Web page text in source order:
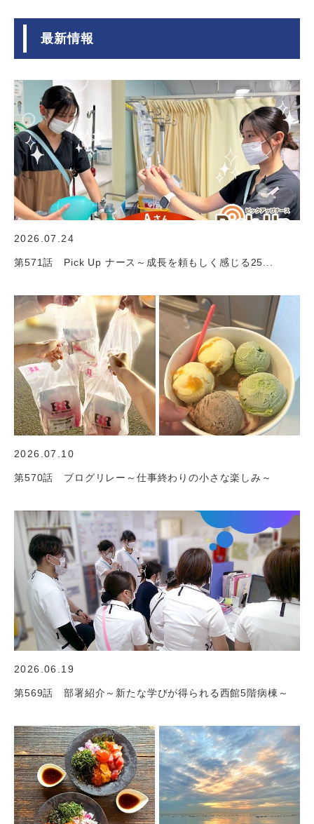
最新情報
2026.07.24
第571話 Pick Up ナース～成長を頼もしく感じる25...
2026.07.10
第570話 ブログリレー～仕事終わりの小さな楽しみ～
2026.06.19
第569話 部署紹介～新たな学びが得られる西館5階病棟～